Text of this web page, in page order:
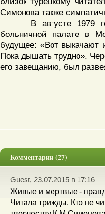
Симонова также
В августе 1979
больничной палате в
будущее: «Вот выкачают
Пока дышать трудно».
его завещанию, был
Комментарии (27)
Guest, 23.07.2015 в 17:16
Живые и мертвые -
Читала трижды. Кто не